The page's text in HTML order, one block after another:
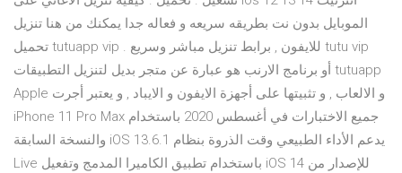
الموبايل بدون نت بطريقه سريعه و فعاله جدا يمكنك من هنا تنزيل
tutu vip للايفون , برابط تنزيل مباشر وسريع . tutuapp vip تحميل
tutuapp أو برنامج الارنب هو عبارة عن متجر بديل لتنزيل التطبيقات
و الالعاب , و تثبيتها على أجهزة الايفون و الايباد , و يعتبر أجرت Apple
جميع الاختبارات في أغسطس 2020 باستخدام iPhone 11 Pro Max
يدعم الأداء الطبيعي وقت الذروة بنظام iOS 13.6.1 والنسخة السابقة
للإصدار من iOS 14 باستخدام تطبيق الكاميرا المدمج وتفعيل Live